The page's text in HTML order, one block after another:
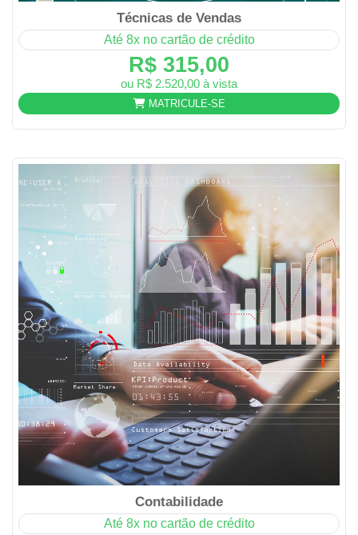
Técnicas de Vendas
Até 8x no cartão de crédito
R$ 315,00
ou R$ 2.520,00 à vista
MATRICULE-SE
Contabilidade
Até 8x no cartão de crédito